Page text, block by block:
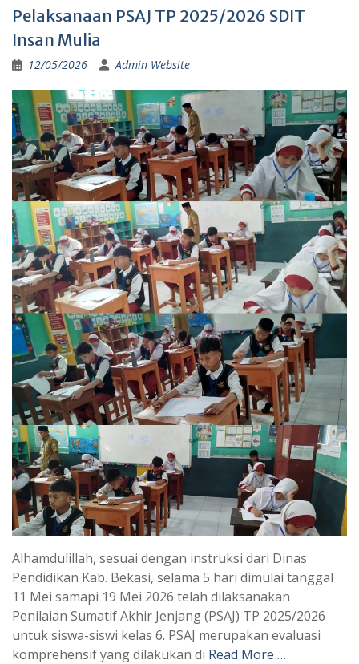
Pelaksanaan PSAJ TP 2025/2026 SDIT
Insan Mulia
12/05/2026 Admin Website
Alhamdulillah, sesuai dengan instruksi dari Dinas
Pendidikan Kab. Bekasi, selama 5 hari dimulai tanggal
11 Mei samapi 19 Mei 2026 telah dilaksanakan
Penilaian Sumatif Akhir Jenjang (PSAJ) TP 2025/2026
untuk siswa-siswi kelas 6. PSAJ merupakan evaluasi
komprehensif yang dilakukan di Read More …